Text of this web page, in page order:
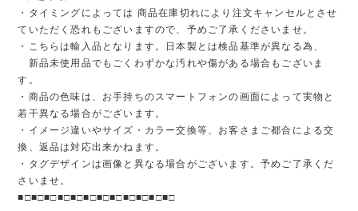
・タイミングによっては 商品在庫切れにより注文キャンセルとさせ
ていただく恐れもございますので、予めご了承くださいませ。
・こちらは輸入品となります。日本製とは検品基準が異なる為、
新品未使用品でもごくわずかな汚れや傷がある場合もございま
す。
・商品の色味は、お手持ちのスマートフォンの画面によって実物と
若干異なる場合がございます。
・イメージ違いやサイズ・カラー交換等、お客さまご都合による交
換、返品は対応出来かねます。
・タグデザインは画像と異なる場合がございます。予めご了承くだ
さいませ。
■□■□■□■□■□■□■□■□■□■□■□■□